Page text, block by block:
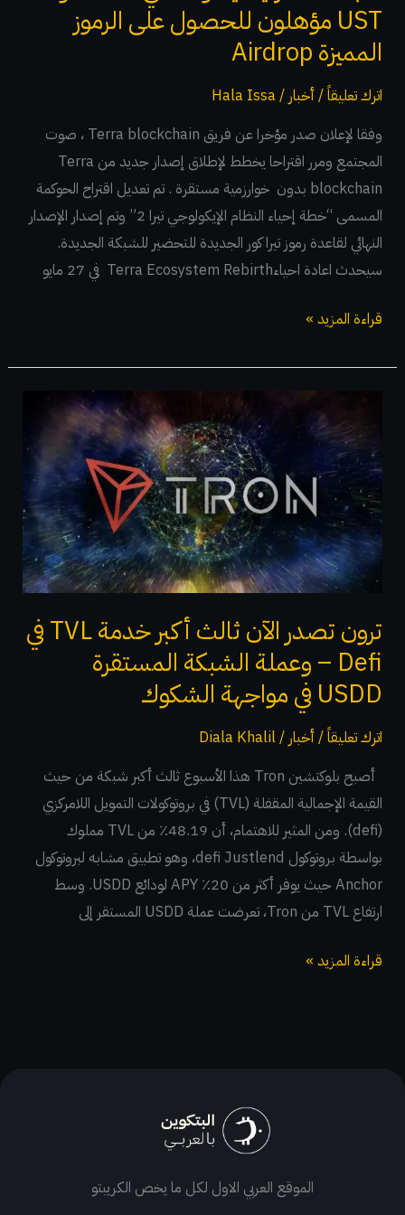
UST مؤهلون للحصول على الرموز
المميزة Airdrop
اترك تعليقاً/أخبار /
Hala Issa
وفقا لإعلان صدر مؤخرا عن فريق Terra blockchain ، صوت
المجتمع ومرر اقتراحا يخطط لإطلاق إصدار جديد من Terra
blockchain بدون خوارزمية مستقرة . تم تعديل اقتراح الحوكمة
المسمى “خطة إحياء النظام الإيكولوجي تيرا 2” وتم إصدار الإصدار
النهائي لقاعدة رموز تيرا كور الجديدة للتحضير للشبكة الجديدة.
سيحدث اعادة احياءTerra Ecosystem Rebirth في 27 مايو
UST
مؤهلون
على
الرموز
المميزة
Airdrop
قراءة المزيد »
ترون تصدر الآن ثالث أكبر خدمة TVL في
Defi – وعملة الشبكة المستقرة
USDD في مواجهة الشكوك
اترك تعليقاً/أخبار /
Diala Khalil
أصبح بلوكتشين Tron هذا الأسبوع ثالث أكبر شبكة من حيث
القيمة الإجمالية المقفلة (TVL) في بروتوكولات التمويل اللامركزي
(defi). ومن المثير للاهتمام، أن 48.19٪ من TVL مملوك
بواسطة بروتوكول defi Justlend، وهو تطبيق مشابه لبروتوكول
Anchor حيث يوفر أكثر من 20٪ APY لودائع USDD. وسط
ارتفاع TVL من Tron، تعرضت عملة USDD المستقر إلى
تصدر
الآن
ثالث
أكبر
خدمة
TVL
Defi
–
وعملة
الشبكة
المستقرة
في
مواجهة
الشكوك
قراءة المزيد »
الموقع العربي الاول لكل ما يخص الكريبتو